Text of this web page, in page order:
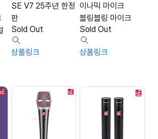
SE V7 25주년 한정
판
Sold Out
상품링크
이나믹 마이크
블링블링 마이크
Sold Out
상품링크